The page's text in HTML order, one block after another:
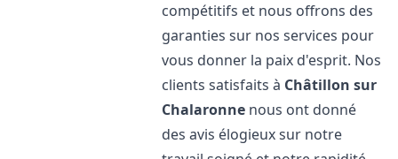
compétitifs et nous offrons des
garanties sur nos services pour
vous donner la paix d'esprit. Nos
clients satisfaits à Châtillon sur
Chalaronne nous ont donné
des avis élogieux sur notre